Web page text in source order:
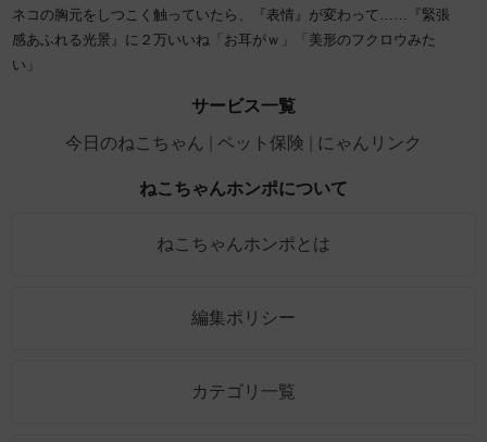
ネコの胸元をしつこく触っていたら、『表情』が変わって……『緊張
感あふれる光景』に２万いいね「お耳がｗ」「美形のフクロウみた
い」
サービス一覧
今日のねこちゃん
ペット保険 にゃんリンク
ねこちゃんホンポについて
ねこちゃんホンポとは
編集ポリシー
カテゴリ一覧